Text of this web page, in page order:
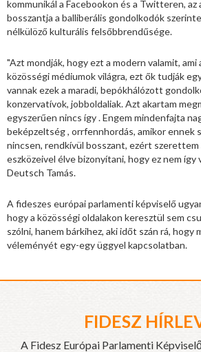
kommunikál a Facebookon és a Twitteren, az
bosszantja a balliberális gondolkodók
nélkülöző kulturális felsőbbrendűsége.
"Azt mondják, hogy ezt a modern valamit, ami
közösségi médiumok világra, ezt ők tudják
vannak ezek a maradi, bepókhálózott
konzervatívok, jobboldaliak. Azt akartam
egyszerűen nincs így . Engem mindenfajta
beképzeltség , orrfennhordás, amikor ennek
nincsen, rendkívül bosszant, ezért szerettem
eszközeivel élve bizonyítani, hogy ez nem így
Deutsch Tamás.
A fideszes európai parlamenti képviselő
hogy a közösségi oldalakon keresztül sem
szólni, hanem bárkihez, aki időt szán rá, hogy
véleményét egy-egy üggyel kapcsolatban.
FIDESZ
A Fidesz Európai Parlamenti